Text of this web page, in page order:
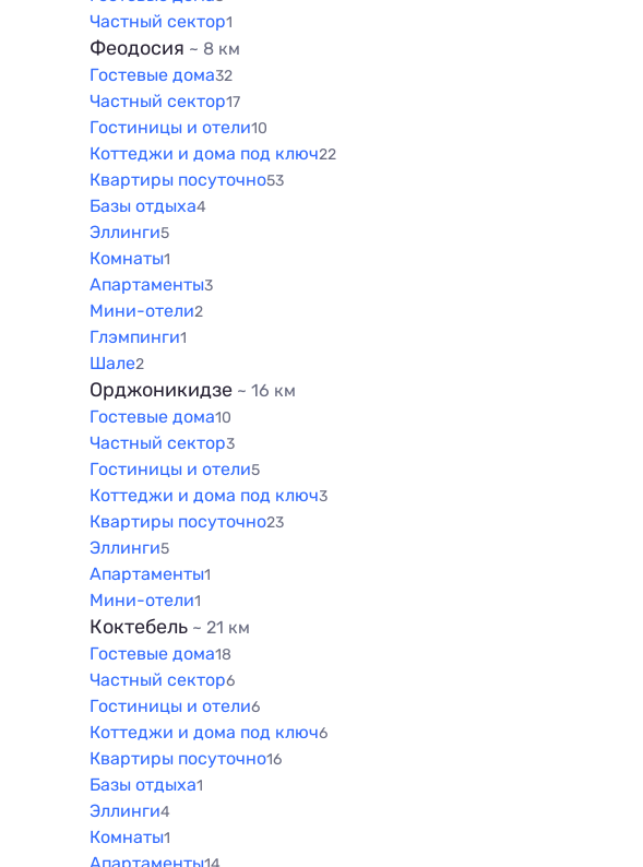
800 м
1000 м
1500 м
Частный сектор1
Феодосия ~ 8 км
Гостевые дома32
Частный сектор17
Гостиницы и отели10
Коттеджи и дома под ключ22
Квартиры посуточно53
Базы отдыха4
Эллинги5
Комнаты1
Апартаменты3
Мини-отели2
Глэмпинги1
Шале2
Орджоникидзе ~ 16 км
Гостевые дома10
Частный сектор3
Гостиницы и отели5
Коттеджи и дома под ключ3
Квартиры посуточно23
Эллинги5
Апартаменты1
Мини-отели1
Коктебель ~ 21 км
Гостевые дома18
Частный сектор6
Гостиницы и отели6
Коттеджи и дома под ключ6
Квартиры посуточно16
Базы отдыха1
Эллинги4
Комнаты1